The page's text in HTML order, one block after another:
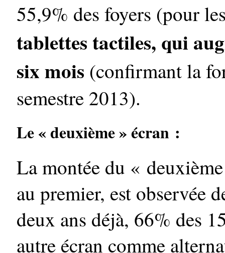
55,9% des foyers (pour
tablettes tactiles, qui
six mois (confirmant la
semestre 2013).
Le « deuxième » écran :
La montée du «
au premier, est observée
deux ans déjà, 66% des
autre écran comme